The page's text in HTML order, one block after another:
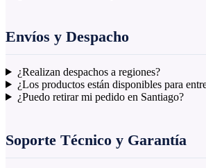
Envíos y Despacho
¿Realizan despachos a regiones?
¿Los productos están disponibles para
¿Puedo retirar mi pedido en Santiago?
Soporte Técnico y Garantía